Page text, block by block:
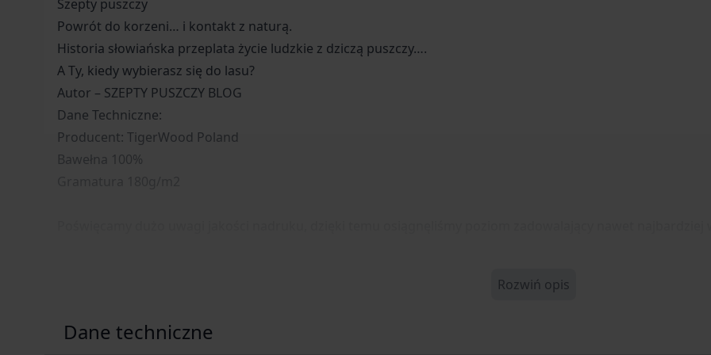
Szepty puszczy
Powrót do korzeni… i kontakt z naturą.
Historia słowiańska przeplata życie ludzkie z dziczą puszczy….
A Ty, kiedy wybierasz się do lasu?
Autor – SZEPTY PUSZCZY BLOG
Dane Techniczne:
Producent: TigerWood Poland
Bawełna 100%
Rozwiń opis
Dane techniczne